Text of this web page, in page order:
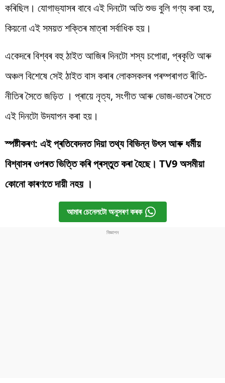
কৰিছিল। যোগাভ্যাসৰ বাবে এই দিনটো অতি শুভ বুলি গণ্য কৰা হয়,
কিয়নো এই সময়ত শক্তিৰ মাত্ৰা সৰ্বাধিক হয়।
একেদৰে বিশ্বৰ বহু ঠাইত আজিৰ দিনটো শস্য চপোৱা, প্ৰকৃতি আৰু
অঞ্চল বিশেষে সেই ঠাইত বাস কৰাৰ লোকসকলৰ পৰম্পৰাগত ৰীতি-
নীতিৰ সৈতে জড়িত । প্ৰায়ে নৃত্য, সংগীত আৰু ভোজ-ভাতৰ সৈতে
এই দিনটো উদযাপন কৰা হয়।
স্পষ্টীকৰণ: এই প্ৰতিবেদনত দিয়া তথ্য বিভিন্ন উৎস আৰু ধৰ্মীয়
বিশ্বাসৰ ওপৰত ভিত্তি কৰি প্ৰস্তুত কৰা হৈছে। TV9 অসমীয়া
কোনো কাৰণতে দায়ী নহয় ।
আমাৰ চেনেলটো অনুসৰণ কৰক